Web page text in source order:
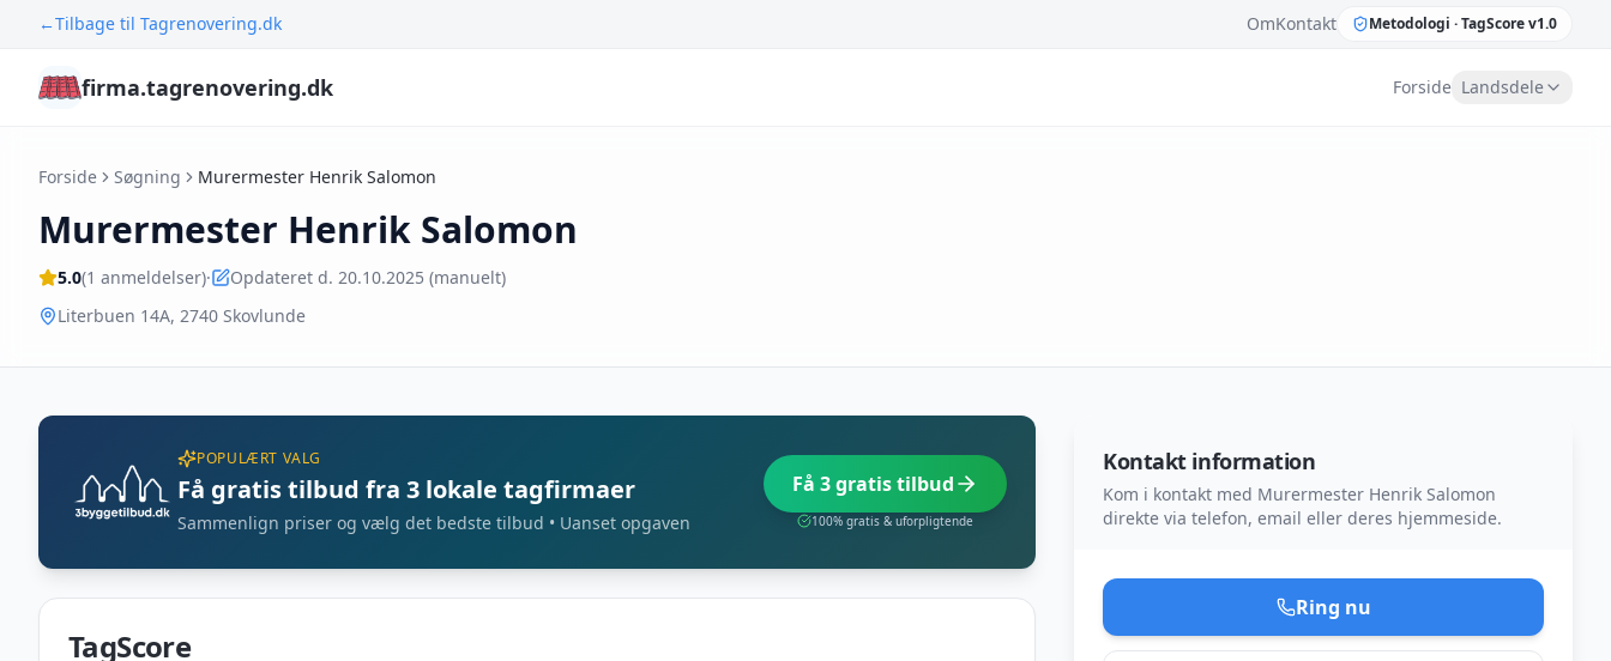
←Tilbage til Tagrenovering.dk OmKontakt Metodologi ·TagScore v1.0
firma.tagrenovering.dk Forside Landsdele
Forside Søgning Murermester Henrik Salomon
Murermester Henrik Salomon
5.0(1 anmeldelser)·
Opdateret d. 20.10.2025 (manuelt)
Literbuen 14A, 2740 Skovlunde
POPULÆRT VALG
Få gratis tilbud fra 3 lokale tagfirmaer
Sammenlign priser og vælg det bedste tilbud • Uanset opgaven
Få 3 gratis tilbud
100% gratis & uforpligtende
TagScore
Kontakt information
Kom i kontakt med Murermester Henrik Salomon
direkte via telefon, email eller deres hjemmeside.
Ring nu